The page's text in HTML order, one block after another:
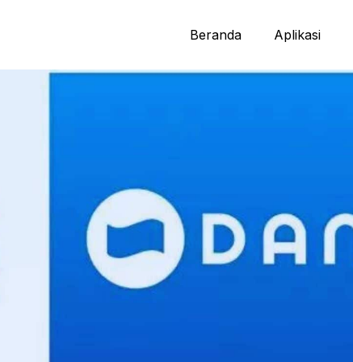
Beranda Aplikasi